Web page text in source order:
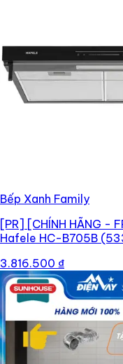
Bếp Xanh Family
[PR] [CHÍNH HÃNG -
Hafele HC-B705B
3.816.500 ₫